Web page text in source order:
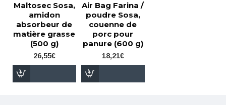
Maltosec Sosa,
amidon
absorbeur de
matière grasse
(500 g)
26,55€
Air Bag Farina /
poudre Sosa,
couenne de
porc pour
panure (600 g)
18,21€